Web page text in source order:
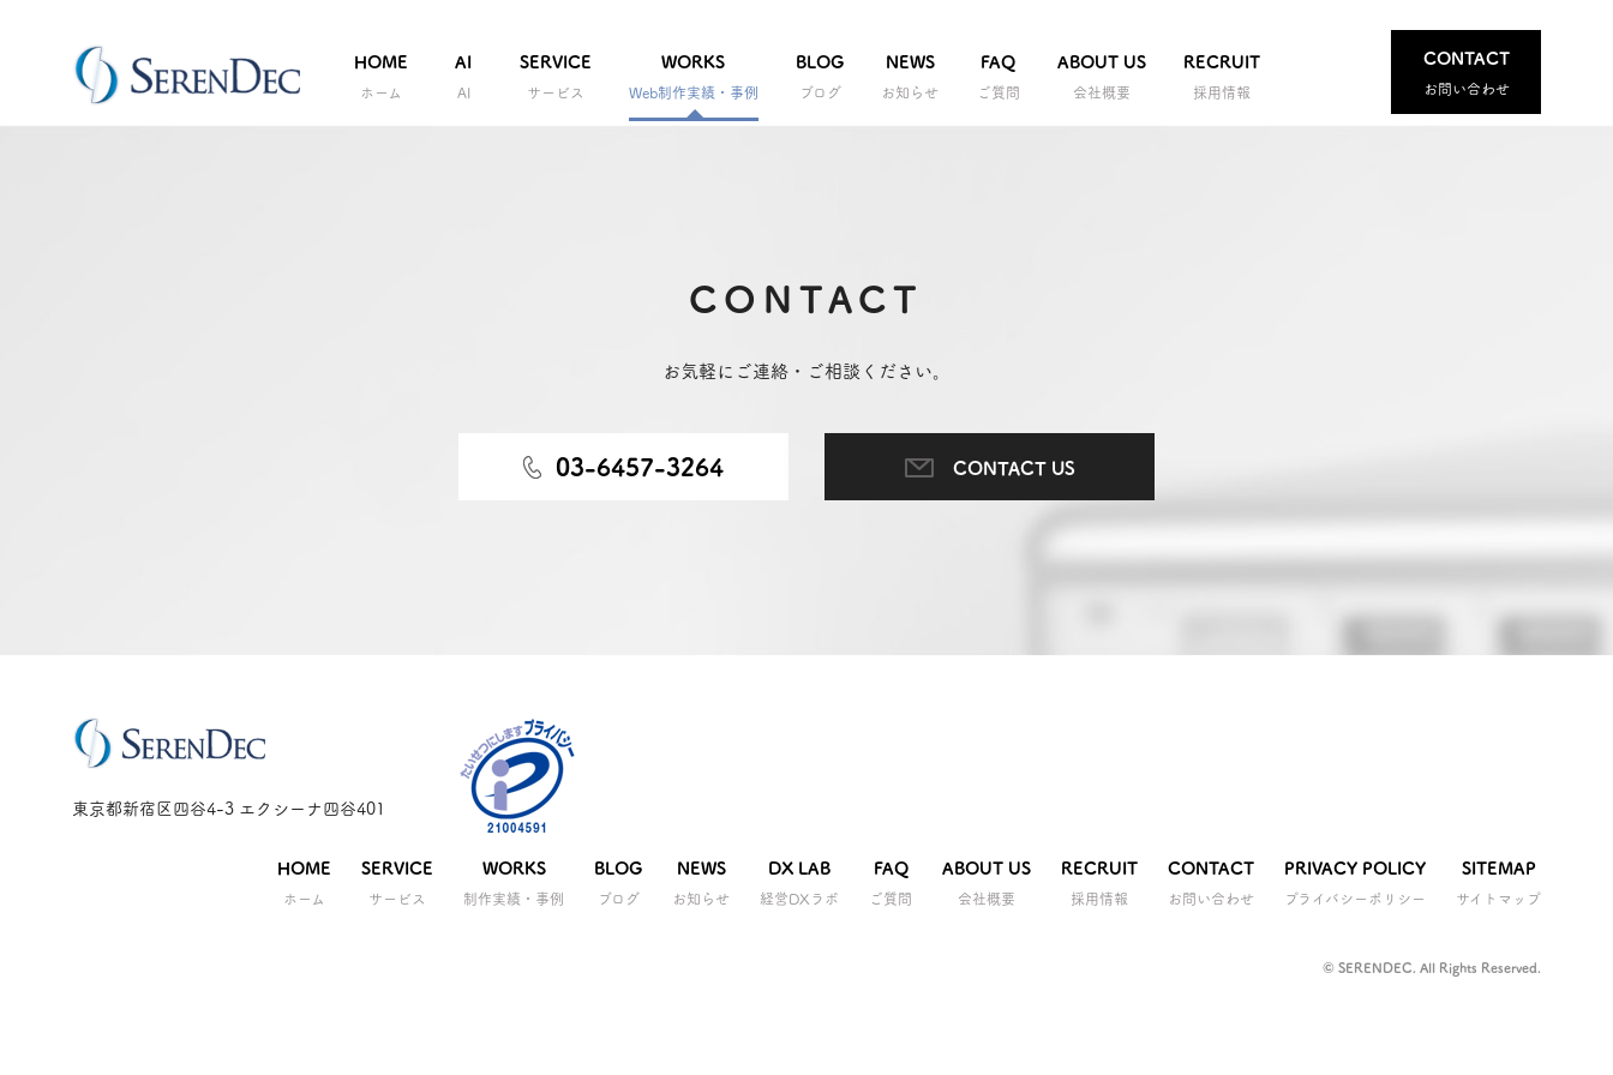
HOME
ホーム
AI
AI
SERVICE
サービス
WORKS
Web制作実績・事例
BLOG
ブログ
NEWS
お知らせ
FAQ
ご質問
ABOUT US
会社概要
RECRUIT
採用情報
CONTACT
お問い合わせ
CONTACT
お気軽にご連絡・ご相談ください。
03-6457-3264 CONTACT US
東京都新宿区四谷4-3 エクシーナ四谷401
HOME
ホーム
SERVICE
サービス
WORKS
制作実績・事例
BLOG
ブログ
NEWS
お知らせ
DX LAB
経営DXラボ
FAQ
ご質問
ABOUT US
会社概要
RECRUIT
採用情報
CONTACT
お問い合わせ
PRIVACY POLICY
プライバシーポリシー
SITEMAP
サイトマップ
© SERENDEC. All Rights Reserved.